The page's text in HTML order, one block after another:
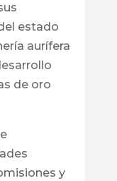
estado
aurífera
de oro
y